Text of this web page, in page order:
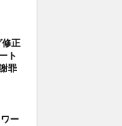
正
ト
罪
ー